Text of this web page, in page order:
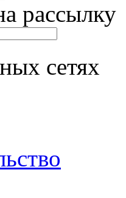
рассылку
сетях